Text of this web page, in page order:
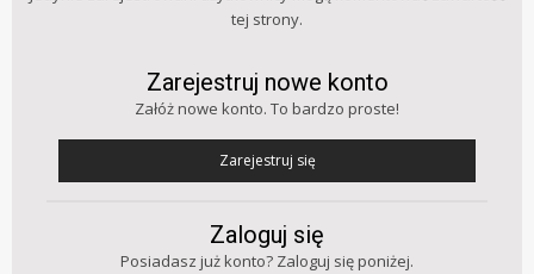
tej strony.
Zarejestruj nowe konto
Załóż nowe konto. To bardzo proste!
Zarejestruj się
Zaloguj się
Posiadasz już konto? Zaloguj się poniżej.